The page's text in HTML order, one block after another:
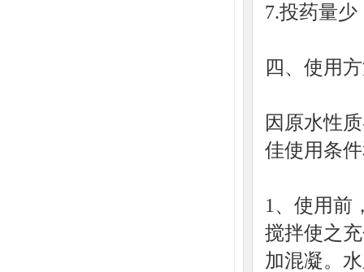
7.投药量少
四、使用
因原水性
佳使用条
1、使用前
搅拌使之
加混凝。